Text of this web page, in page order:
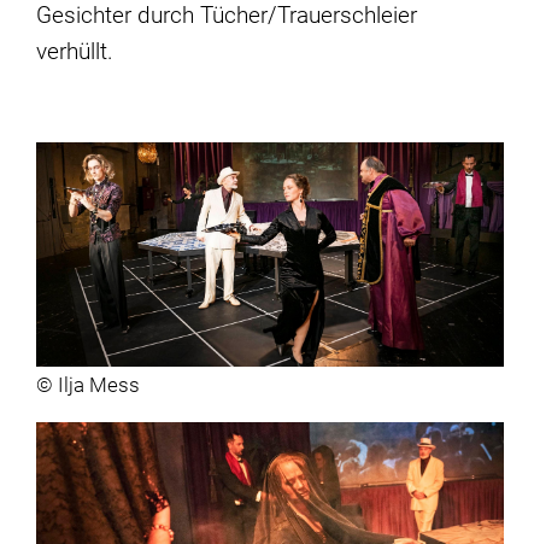
Gesichter durch Tücher/Trauerschleier
verhüllt.
© Ilja Mess